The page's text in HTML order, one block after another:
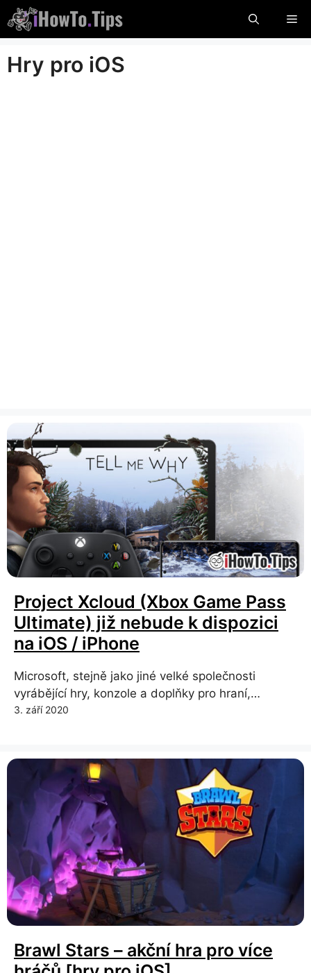
Přeskočit
na
obsah
Hry pro iOS
Project Xcloud (Xbox Game Pass
Ultimate) již nebude k dispozici
na iOS / iPhone
Microsoft, stejně jako jiné velké společnosti
vyrábějící hry, konzole a doplňky pro hraní,…
3. září 2020
Brawl Stars – akční hra pro více